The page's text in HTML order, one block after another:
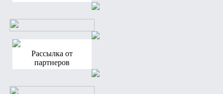
Рассылка от
партнеров